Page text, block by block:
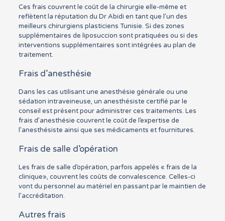
Ces frais couvrent le coût de la chirurgie elle-même et
reflètent la réputation du Dr Abidi en tant que l’un des
meilleurs chirurgiens plasticiens Tunisie. Si des zones
supplémentaires de liposuccion sont pratiquées ou si des
interventions supplémentaires sont intégrées au plan de
traitement.
Frais d’anesthésie
Dans les cas utilisant une anesthésie générale ou une
sédation intraveineuse, un anesthésiste certifié par le
conseil est présent pour administrer ces traitements. Les
frais d’anesthésie couvrent le coût de l’expertise de
l’anesthésiste ainsi que ses médicaments et fournitures.
Frais de salle d’opération
Les frais de salle d’opération, parfois appelés « frais de la
clinique», couvrent les coûts de convalescence. Celles-ci
vont du personnel au matériel en passant par le maintien de
l’accréditation.
Autres frais